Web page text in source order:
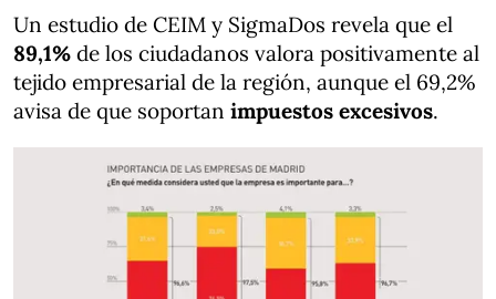
Un estudio de CEIM y SigmaDos revela que el
89,1% de los ciudadanos valora positivamente al
tejido empresarial de la región, aunque el 69,2%
avisa de que soportan impuestos excesivos.